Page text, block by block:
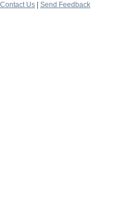
Contact Us
Send Feedback